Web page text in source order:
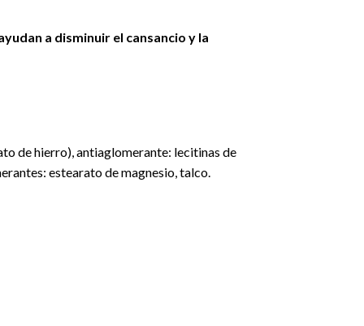
a disminuir el cansancio y la
de hierro), antiaglomerante: lecitinas de
estearato de magnesio, talco.